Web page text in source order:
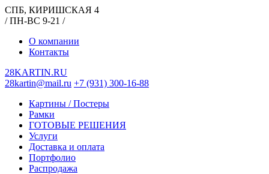
СПБ, КИРИШСКАЯ 4
/ ПН-ВС 9-21 /
О компании
Контакты
28KARTIN.RU
28kartin@mail.ru +7 (931) 300-16-88
Картины / Постеры
Рамки
ГОТОВЫЕ РЕШЕНИЯ
Услуги
Доставка и оплата
Портфолио
Распродажа